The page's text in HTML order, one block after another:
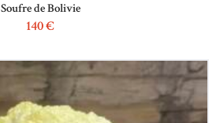
Soufre de Bolivie
140€